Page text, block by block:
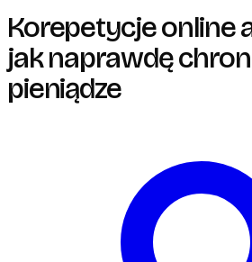
Korepetycje online
jak naprawdę
pieniądze